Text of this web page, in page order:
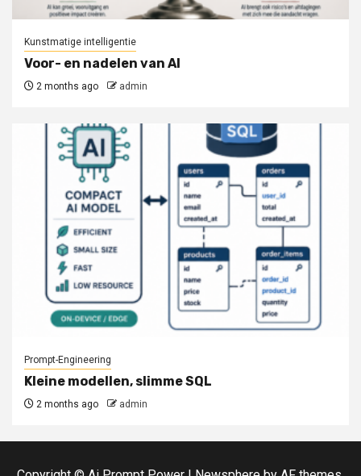
Kunstmatige intelligentie
Voor- en nadelen van AI
2 months ago admin
Prompt-Engineering
Kleine modellen, slimme SQL
2 months ago admin